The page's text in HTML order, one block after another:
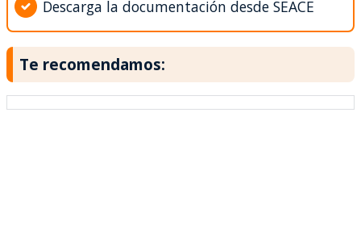
Descarga la documentación desde SEACE
Te recomendamos: